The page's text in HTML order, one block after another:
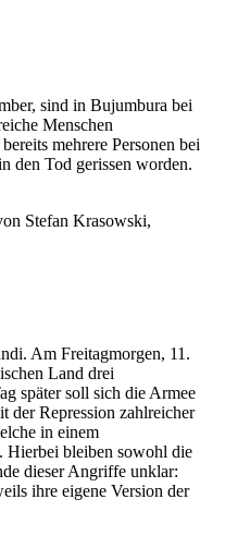
sind in Bujumbura bei
Menschen
mehrere Personen bei
den Tod gerissen worden.
Stefan Krasowski,
Am Freitagmorgen, 11.
Land drei
später soll sich die Armee
der Repression zahlreicher
in einem
Hierbei bleiben sowohl die
dieser Angriffe unklar:
ihre eigene Version der